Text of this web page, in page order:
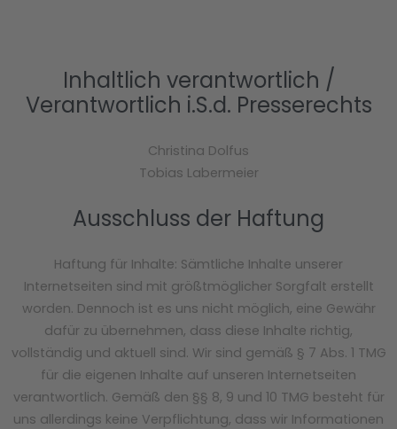
Inhaltlich verantwortlich /
Verantwortlich i.S.d. Presserechts
Christina Dolfus
Tobias Labermeier
Ausschluss der Haftung
Haftung für Inhalte: Sämtliche Inhalte unserer
Internetseiten sind mit größtmöglicher Sorgfalt erstellt
worden. Dennoch ist es uns nicht möglich, eine Gewähr
dafür zu übernehmen, dass diese Inhalte richtig,
vollständig und aktuell sind. Wir sind gemäß § 7 Abs. 1 TMG
für die eigenen Inhalte auf unseren Internetseiten
verantwortlich. Gemäß den §§ 8, 9 und 10 TMG besteht für
uns allerdings keine Verpflichtung, dass wir Informationen